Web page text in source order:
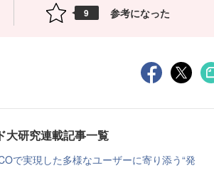
9 参考になった
大研究連載記事一覧
で実現した多様なユーザーに寄り添う“発